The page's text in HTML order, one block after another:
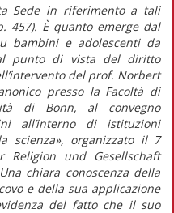
Sede in riferimento a tali
457). È quanto emerge dal
bambini e adolescenti da
punto di vista del diritto
del prof. Norbert
presso la Facoltà di
di Bonn, al convegno
all’interno di istituzioni
scienza», organizzato il 7
und Gesellschaft
chiara conoscenza della
e della sua applicazione
del fatto che il suo